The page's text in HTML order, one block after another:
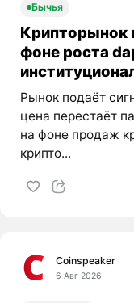
Бычья
Крипторынок
фоне роста
Рынок подаёт
цена перестаёт
на фоне продаж
крипто...
Coinspeaker
6 Авг 2026